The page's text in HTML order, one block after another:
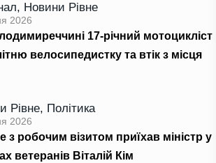
, Новини Рівне
2026
17-річний мотоцикліст
велосипедистку та втік з місця
Рівне, Політика
2026
з робочим візитом приїхав міністр у
ветеранів Віталій Кім